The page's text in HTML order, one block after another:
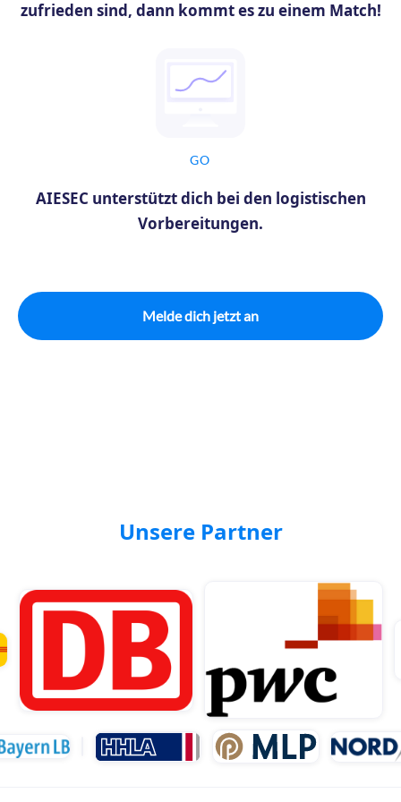
zufrieden sind, dann kommt es zu einem Match!
GO
AIESEC unterstützt dich bei den logistischen
Vorbereitungen.
Melde dich jetzt an
Unsere Partner